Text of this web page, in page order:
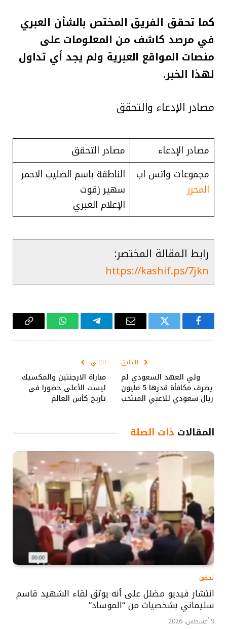
كما تحقق الفريق المختص بالشأن العبري
في مرصد كاشف من المعلومات على
منصات المواقع العبرية ولم يجد أي تداول
لهذا الخبر.
مصادر الإدعاء والتحقق
مصادر الإدعاء
مصادر التحقق
مجموعات واتس اب
المحرر
الناطقة باسم الصليب الاحمر
سهير زقوت
الإعلام العبري
رابط المقالة المختصر:
https://kashif.ps/7jkn
فيسبوك تويتر
البريد
تيلقرام واتساب Copy
السابق
ولي العهد السعودي لم
يصرف مكافأة قدرها 5 مليون
ريال سعودي للاعبي المنتخب
التالي
مباراة الارجنتين والمكسيك
ليست الأعلى حضورا في
تاريخ كأس العالم
المقالات ذات الصلة
تحقق
انتشار فيديو مضلل على أنه يوثق لقاء الشهيد قاسم
سليماني بشخصيات من “الموساد”
9 أغسطس، 2026